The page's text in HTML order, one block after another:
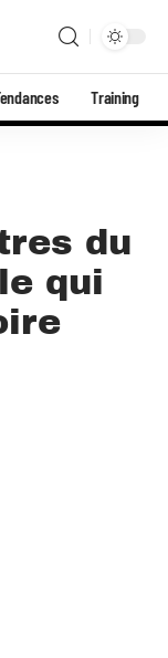
Training
du
qui